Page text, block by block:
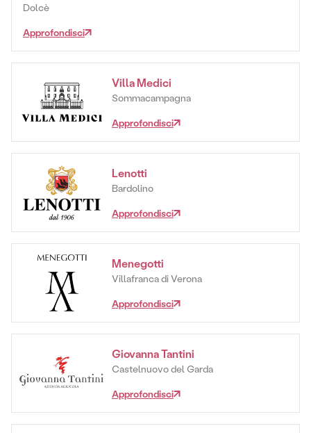
Dolcè
Approfondisci
Villa Medici
Sommacampagna
Approfondisci
Lenotti
Bardolino
Approfondisci
Menegotti
Villafranca di Verona
Approfondisci
Giovanna Tantini
Castelnuovo del Garda
Approfondisci